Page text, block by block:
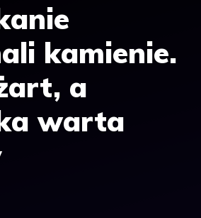
kamienie.
a
warta